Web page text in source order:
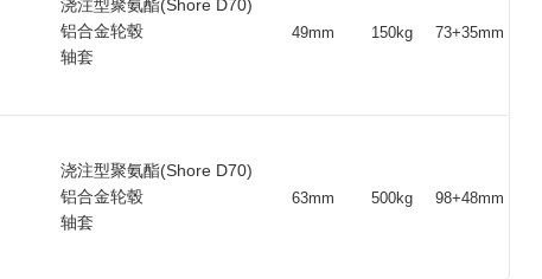
浇注型聚氨酯(Shore D70)
铝合金轮毂
轴套
49mm 150kg 73+35mm
浇注型聚氨酯(Shore D70)
铝合金轮毂
轴套
63mm 500kg 98+48mm